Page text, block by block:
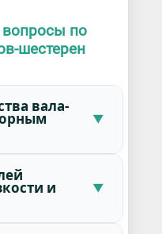
по
шестерен
вала-
и